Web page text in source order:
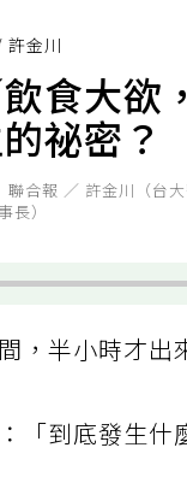
許金川
食大欲
祕密？
聯合報 ／ 許金川（台
長）
，半小時才出
「到底發生什